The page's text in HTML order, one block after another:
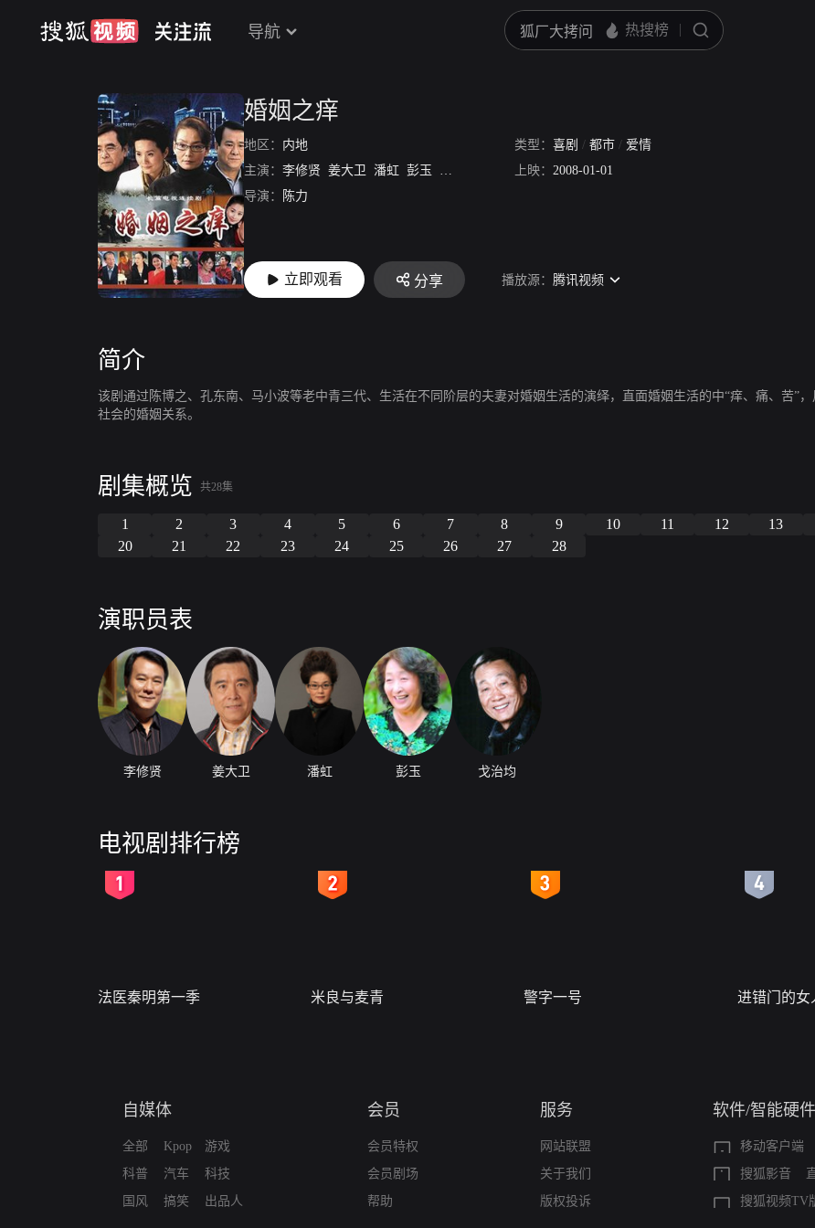
导航
婚姻之痒
地区： 内地 类型： 喜剧 / 都市 / 爱情
主演： 李修贤 姜大卫 潘虹 彭玉 戈治均 上映： 2008-01-01
导演：
陈力
立即观看 分享 播放源： 腾讯视频
简介
该剧通过陈博之、孔东南、马小波等老中青三代、生活在不同阶层的夫妻对婚姻生活的演绎，直面婚姻生活的中“痒、痛、苦”
社会的婚姻关系。
剧集概览 共28集
1 2 3 4 5 6 7 8 9 10 11 12 13
20
21 22 23 24 25 26 27 28
演职员表
李修贤 姜大卫 潘虹 彭玉 戈治均
电视剧排行榜
法医秦明第一季 米良与麦青 警字一号 进错门的女
自媒体
全部
科普
国风
Kpop
汽车
搞笑
游戏
科技
出品人
会员
会员特权
会员剧场
帮助
服务
网站联盟
关于我们
版权投诉
软件/智能硬件
移动客户端
搜狐影音
搜狐视频TV